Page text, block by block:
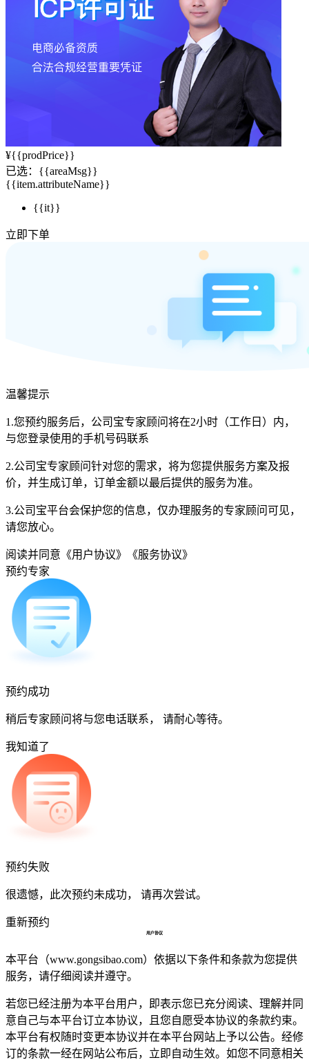
¥{{prodPrice}}
已选： {{areaMsg}}
{{item.attributeName}}
{{it}}
立即下单
温馨提示
1.您预约服务后，公司宝专家顾问将在2小时（工作日）内，
与您登录使用的手机号码联系
2.公司宝专家顾问针对您的需求，将为您提供服务方案及报
价，并生成订单，订单金额以最后提供的服务为准。
3.公司宝平台会保护您的信息，仅办理服务的专家顾问可见，
请您放心。
阅读并同意 《用户协议》
《服务协议》
预约专家
预约成功
稍后专家顾问将与您电话联系， 请耐心等待。
我知道了
预约失败
很遗憾，此次预约未成功， 请再次尝试。
重新预约
用户协议
本平台（www.gongsibao.com）依据以下条件和条款为您提供
服务，请仔细阅读并遵守。
若您已经注册为本平台用户，即表示您已充分阅读、理解并同
意自己与本平台订立本协议，且您自愿受本协议的条款约束。
本平台有权随时变更本协议并在本平台网站上予以公告。经修
订的条款一经在网站公布后，立即自动生效。如您不同意相关